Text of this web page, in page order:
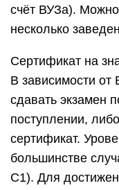
счёт ВУЗа).
несколько
Сертификат на
В зависимости
сдавать экзамен
поступлении,
сертификат.
большинстве
C1). Для